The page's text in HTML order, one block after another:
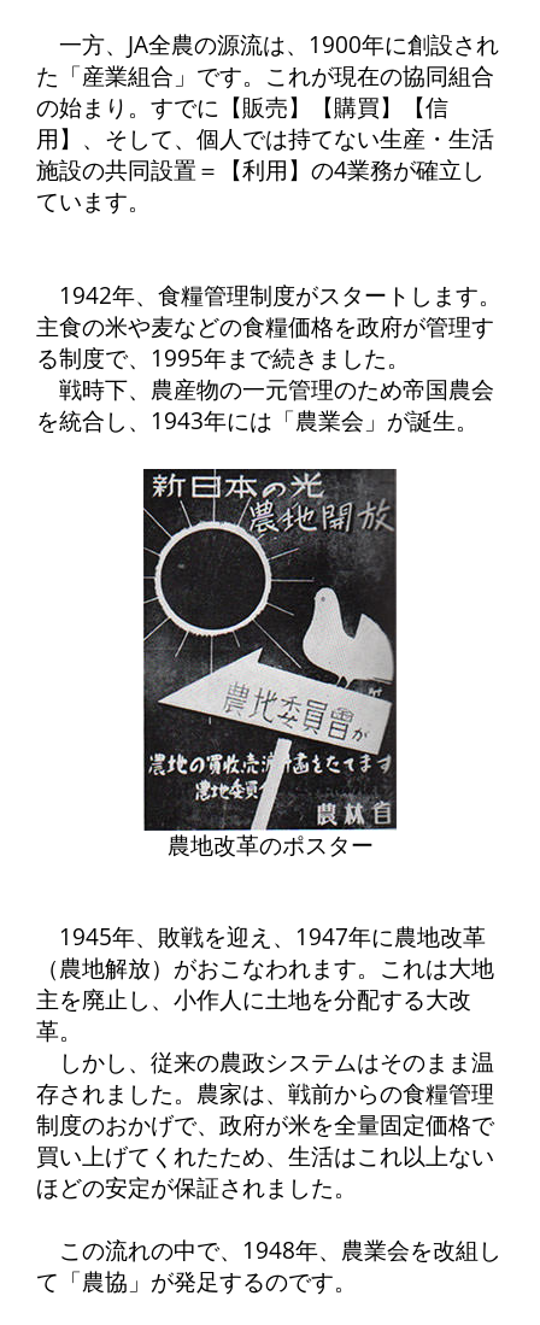
一方、JA全農の源流は、1900年に創設され
た「産業組合」です。これが現在の協同組合
の始まり。すでに【販売】【購買】【信
用】、そして、個人では持てない生産・生活
施設の共同設置＝【利用】の4業務が確立し
ています。
1942年、食糧管理制度がスタートします。
主食の米や麦などの食糧価格を政府が管理す
る制度で、1995年まで続きました。
戦時下、農産物の一元管理のため帝国農会
を統合し、1943年には「農業会」が誕生。
農地改革のポスター
1945年、敗戦を迎え、1947年に農地改革
（農地解放）がおこなわれます。これは大地
主を廃止し、小作人に土地を分配する大改
革。
しかし、従来の農政システムはそのまま温
存されました。農家は、戦前からの食糧管理
制度のおかげで、政府が米を全量固定価格で
買い上げてくれたため、生活はこれ以上ない
ほどの安定が保証されました。
この流れの中で、1948年、農業会を改組し
て「農協」が発足するのです。